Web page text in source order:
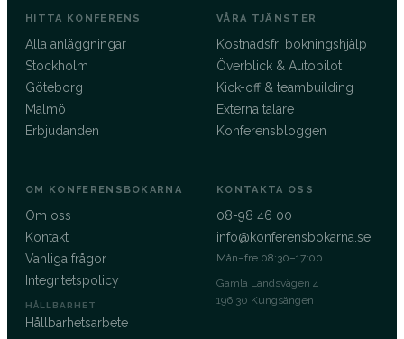
HITTA KONFERENS
Alla anläggningar
Stockholm
Göteborg
Malmö
Erbjudanden
VÅRA TJÄNSTER
Kostnadsfri bokningshjälp
Överblick & Autopilot
Kick-off & teambuilding
Externa talare
Konferensbloggen
OM KONFERENSBOKARNA
Om oss
Kontakt
Vanliga frågor
Integritetspolicy
HÅLLBARHET
Hållbarhetsarbete
KONTAKTA OSS
08-98 46 00
info@konferensbokarna.se
Mån–fre 08:30–17:00
Gamla Landsvägen 4
196 30 Kungsängen